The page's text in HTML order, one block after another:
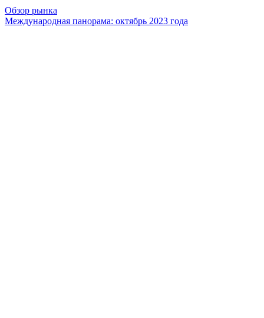
Обзор рынка
Международная панорама: октябрь 2023 года